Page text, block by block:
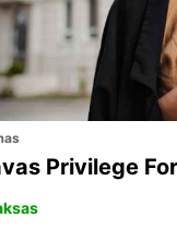
Privilege